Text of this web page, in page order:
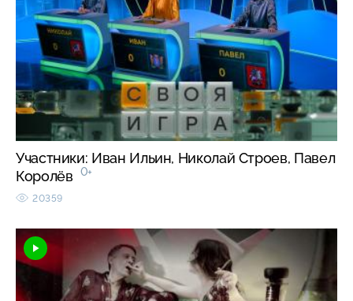
Участники: Иван Ильин, Николай Строев, Павел
Королёв
0+
20359